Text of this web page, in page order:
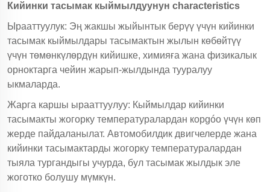
Кийинки тасымак кыймылдуунун characteristics
Ырааттуулук: Эң жакшы жыйынтык берүү үчүн кийинки
тасымак кыймылдары тасымактын жылын көбөйтүү
үчүн төмөнкүлөрдүн кийишке, химияға жана физикалык
орноктарга чейин жарып-жылдында тууралуу
ыкмаларда.
Жарга каршы ырааттуулуу: Кыймылдар кийинки
тасымакты жогорку температуралардан корgóо үчүн көп
жерде пайдаланылат. Автомобилдик двигчелерде жана
кийинки тасымактарды жогорку температуралардан
тыяла тургандыгы учурда, бул тасымак жылдык эле
жоготко болушу мүмкүн.